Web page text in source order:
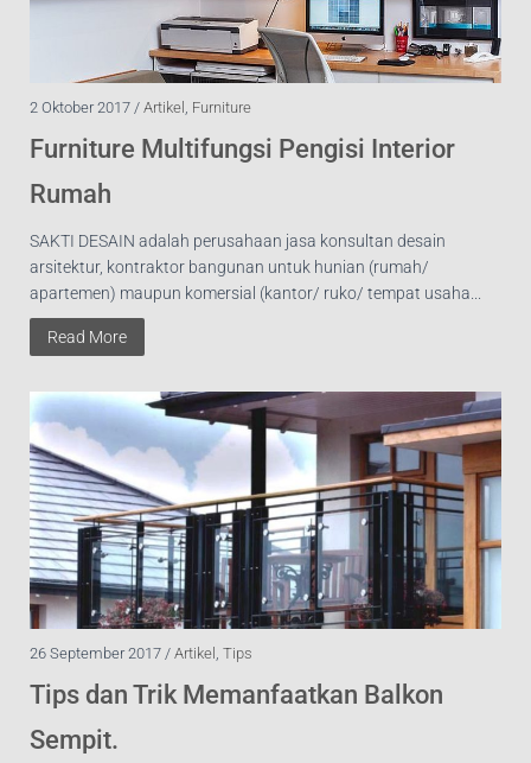
2 Oktober 2017 / Artikel Furniture
Furniture Multifungsi Pengisi Interior
Rumah
SAKTI DESAIN adalah perusahaan jasa konsultan desain
arsitektur, kontraktor bangunan untuk hunian (rumah/
apartemen) maupun komersial (kantor/ ruko/ tempat usaha...
Read More
26 September 2017 / Artikel Tips
Tips dan Trik Memanfaatkan Balkon
Sempit.